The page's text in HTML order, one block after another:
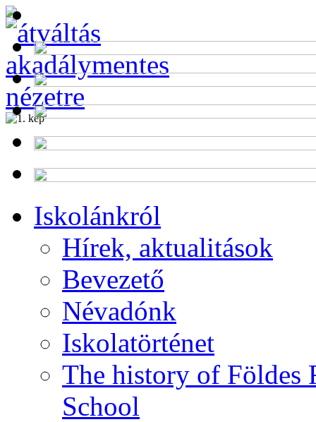
Iskolánkról
Hírek, aktualitások
Bevezető
Névadónk
Iskolatörténet
The history of Földes
School
Program